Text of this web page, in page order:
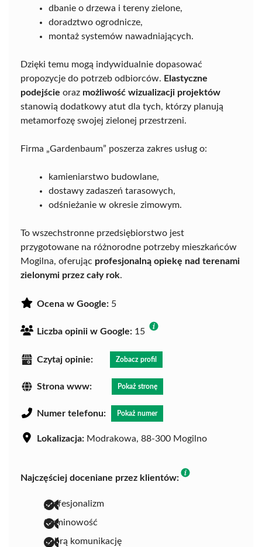
dbanie o drzewa i tereny zielone,
doradztwo ogrodnicze,
montaż systemów nawadniających.
Dzięki temu mogą indywidualnie dopasować
propozycje do potrzeb odbiorców. Elastyczne
podejście oraz możliwość wizualizacji projektów
stanowią dodatkowy atut dla tych, którzy planują
metamorfozę swojej zielonej przestrzeni.
Firma „Gardenbaum” poszerza zakres usług o:
kamieniarstwo budowlane,
dostawy zadaszeń tarasowych,
odśnieżanie w okresie zimowym.
To wszechstronne przedsiębiorstwo jest
przygotowane na różnorodne potrzeby mieszkańców
Mogilna, oferując profesjonalną opiekę nad terenami
zielonymi przez cały rok.
Ocena w Google: 5
Liczba opinii w Google: 15
Czytaj opinie: Zobacz profil
Strona www: Pokaż stronę
Numer telefonu: Pokaż numer
Lokalizacja: Modrakowa, 88-300 Mogilno
Najczęściej doceniane przez klientów:
profesjonalizm
terminowość
dobrą komunikację